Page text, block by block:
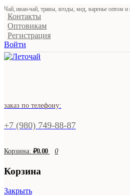
Чай, иван-чай, травы, ягоды, мед, варенье оптом и
Контакты
Оптовикам
Регистрация
Войти
заказ по телефону:
+7 (980) 749-88-87
Корзина: ₽0.00 0
Корзина
Закрыть